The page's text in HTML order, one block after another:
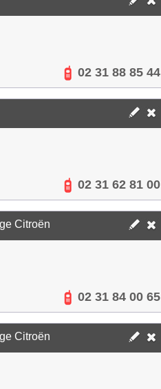
02 31 88 85 44
02 31 62 81 00
Citroën
02 31 84 00 65
Citroën